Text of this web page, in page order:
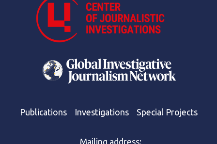
Publications Investigations Special Projects
Mailing address: